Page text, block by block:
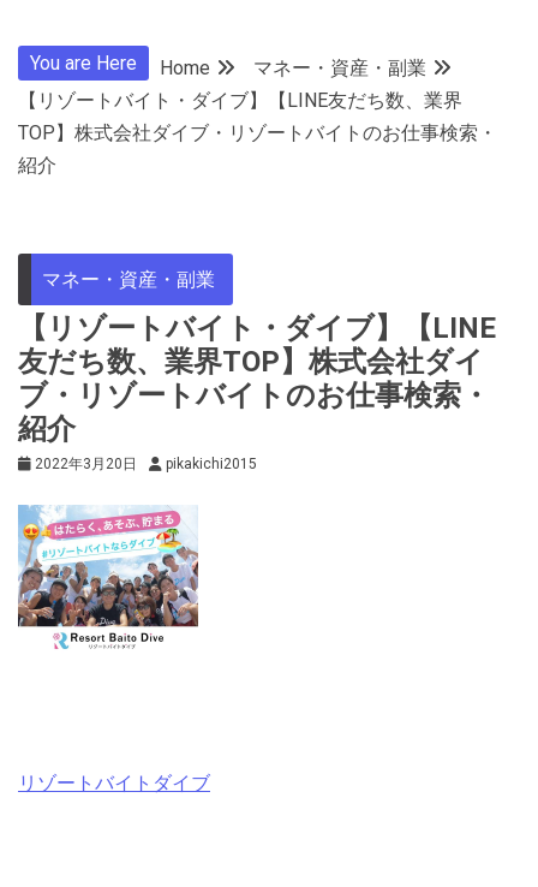
You are Here Home
マネー・資産・副業
【リゾートバイト・ダイブ】【LINE友だち数、業界
TOP】株式会社ダイブ・リゾートバイトのお仕事検索・
紹介
マネー・資産・副業
【リゾートバイト・ダイブ】【LINE
友だち数、業界TOP】株式会社ダイ
ブ・リゾートバイトのお仕事検索・
紹介
2022年3月20日 pikakichi2015
リゾートバイトダイブ